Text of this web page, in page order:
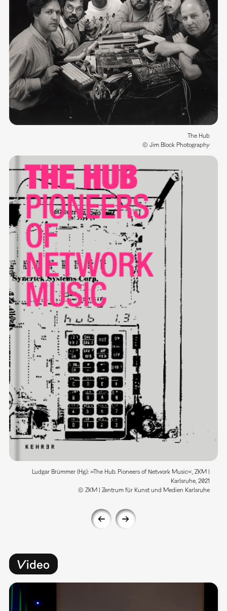
The Hub
© Jim Block Photography
Ludgar Brümmer (Hg.): »The Hub. Pioneers of Network Music«, ZKM |
Karlsruhe, 2021
© ZKM | Zentrum für Kunst und Medien Karlsruhe
Video